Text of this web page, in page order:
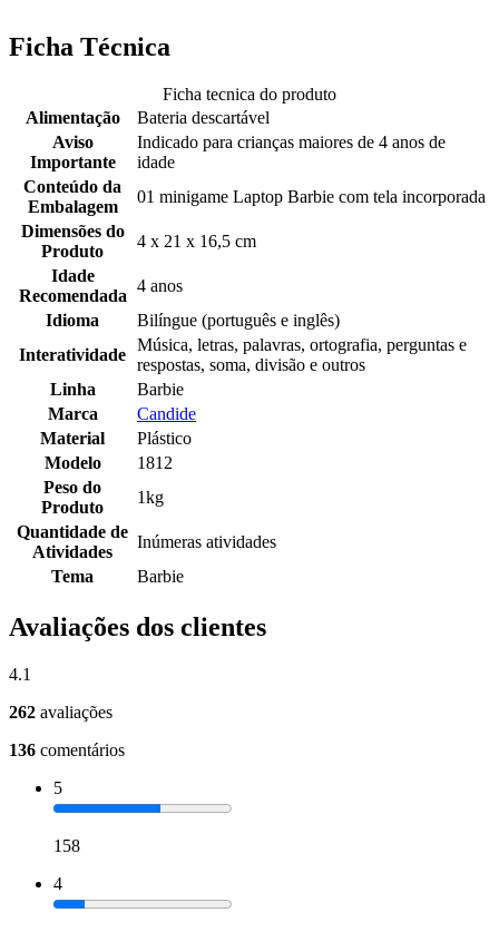
Ficha Técnica
Ficha tecnica do produto
Alimentação
Bateria descartável
Aviso
Importante
Indicado para crianças maiores de 4 anos de
idade
Conteúdo da
Embalagem
01 minigame Laptop Barbie com tela incorporada
Dimensões do
Produto
4 x 21 x 16,5 cm
Idade
Recomendada
4 anos
Idioma
Bilíngue (português e inglês)
Interatividade
Música, letras, palavras, ortografia, perguntas e
respostas, soma, divisão e outros
Linha
Barbie
Marca
Candide
Material
Plástico
Modelo
1812
Peso do
Produto
1kg
Quantidade de
Atividades
Inúmeras atividades
Tema
Barbie
Avaliações dos clientes
4.1
262 avaliações
136 comentários
5
158
4